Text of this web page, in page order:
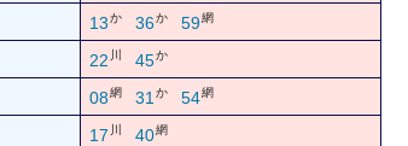
13か 36か 59網
22 川 45か
08網 31 か 54網
17 川 40網